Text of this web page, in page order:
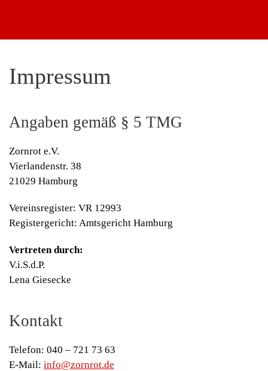
Impressum
Angaben gemäß § 5 TMG
Zornrot e.V.
Vierlandenstr. 38
21029 Hamburg
Vereinsregister: VR 12993
Registergericht: Amtsgericht Hamburg
Vertreten durch:
V.i.S.d.P.
Lena Giesecke
Kontakt
Telefon: 040 – 721 73 63
E-Mail: info@zornrot.de